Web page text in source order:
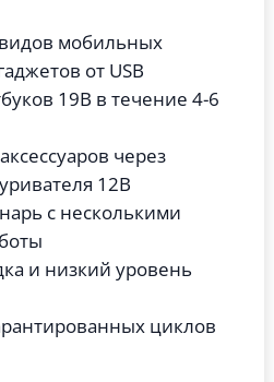
мобильных
от USB
19В в течение 4-6
через
12В
с несколькими
и низкий уровень
циклов